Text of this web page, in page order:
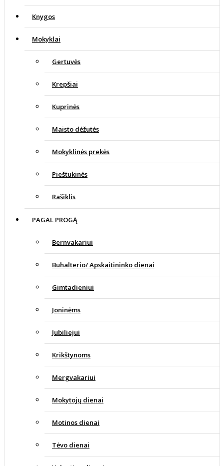
Knygos
Mokyklai
Gertuvės
Krepšiai
Kuprinės
Maisto dėžutės
Mokyklinės prekės
Pieštukinės
Rašiklis
PAGAL PROGĄ
Bernvakariui
Buhalterio/ Apskaitininko dienai
Gimtadieniui
Joninėms
Jubiliejui
Krikštynoms
Mergvakariui
Mokytojų dienai
Motinos dienai
Tėvo dienai